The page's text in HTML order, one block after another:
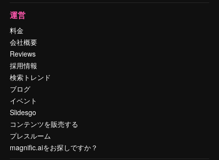
運営
料金
会社概要
Reviews
採用情報
検索トレンド
ブログ
イベント
Slidesgo
コンテンツを販売する
プレスルーム
magnific.aiをお探しですか？